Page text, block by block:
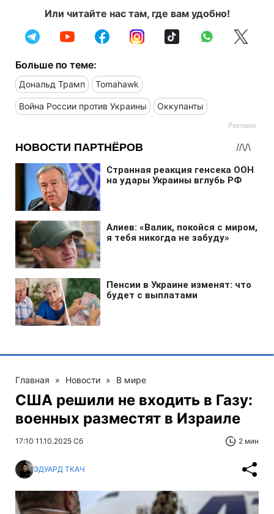
Или читайте нас там, где вам удобно!
Больше по теме:
Дональд Трамп Tomahawk
Война России против Украины Оккупанты
Главная » Новости » В мире
США решили не входить в Газу:
военных разместят в Израиле
17:10 11.10.2025 Сб 2 мин
ЭДУАРД ТКАЧ